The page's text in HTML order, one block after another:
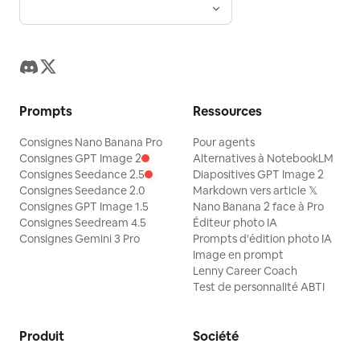
Prompts
Consignes Nano Banana Pro
Consignes GPT Image 2
Consignes Seedance 2.5
Consignes Seedance 2.0
Consignes GPT Image 1.5
Consignes Seedream 4.5
Consignes Gemini 3 Pro
Ressources
Pour agents
Alternatives à NotebookLM
Diapositives GPT Image 2
Markdown vers article 𝕏
Nano Banana 2 face à Pro
Éditeur photo IA
Prompts d'édition photo IA
Image en prompt
Lenny Career Coach
Test de personnalité ABTI
Produit Société